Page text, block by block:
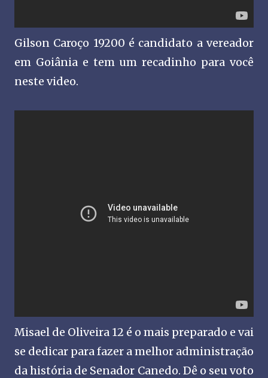
Gilson Caroço 19200 é candidato a vereador
em Goiânia e tem um recadinho para você
neste video.
Misael de Oliveira 12 é o mais preparado e vai
se dedicar para fazer a melhor administração
da história de Senador Canedo. Dê o seu voto